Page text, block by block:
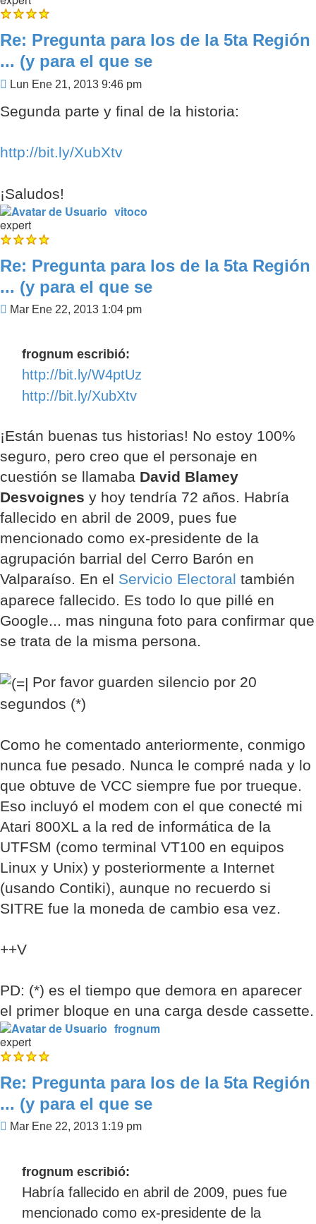
Re: Pregunta para los de la 5ta Región
... (y para el que se
Mensaje
Lun Ene 21, 2013 9:46 pm
Segunda parte y final de la historia:
http://bit.ly/XubXtv
¡Saludos!
vitoco
expert
Re: Pregunta para los de la 5ta Región
... (y para el que se
Mensaje
Mar Ene 22, 2013 1:04 pm
frognum escribió:
http://bit.ly/W4ptUz
http://bit.ly/XubXtv
¡Están buenas tus historias! No estoy 100%
seguro, pero creo que el personaje en
cuestión se llamaba David Blamey
Desvoignes y hoy tendría 72 años. Habría
fallecido en abril de 2009, pues fue
mencionado como ex-presidente de la
agrupación barrial del Cerro Barón en
Valparaíso. En el Servicio Electoral también
aparece fallecido. Es todo lo que pillé en
Google... mas ninguna foto para confirmar que
se trata de la misma persona.
Por favor guarden silencio por 20
segundos (*)
Como he comentado anteriormente, conmigo
nunca fue pesado. Nunca le compré nada y lo
que obtuve de VCC siempre fue por trueque.
Eso incluyó el modem con el que conecté mi
Atari 800XL a la red de informática de la
UTFSM (como terminal VT100 en equipos
Linux y Unix) y posteriormente a Internet
(usando Contiki), aunque no recuerdo si
SITRE fue la moneda de cambio esa vez.
++V
PD: (*) es el tiempo que demora en aparecer
el primer bloque en una carga desde cassette.
frognum
expert
Re: Pregunta para los de la 5ta Región
... (y para el que se
Mensaje
Mar Ene 22, 2013 1:19 pm
frognum escribió:
Habría fallecido en abril de 2009, pues fue
mencionado como ex-presidente de la